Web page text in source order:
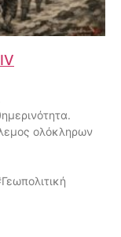
ολόκληρων